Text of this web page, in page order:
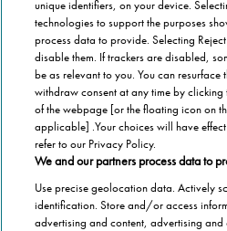
Scorri per maggiori
unique identifiers, on your device.
technologies to support the purposes
process data to provide. Selecting
disable them. If trackers are disabled,
be as relevant to you. You can
withdraw consent at any time by clicking
of the webpage [or the floating icon on
applicable] .Your choices will have
refer to our Privacy Policy.
We and our partners process data to
Use precise geolocation data. Actively
identification. Store and/or access
advertising and content, advertising and